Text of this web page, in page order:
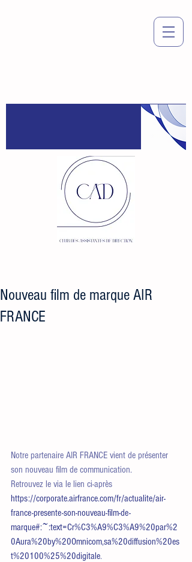
Nouveau film de marque AIR
FRANCE
Notre partenaire AIR FRANCE vient de présenter
son nouveau film de communication.
Retrouvez le via le lien ci-après
https://corporate.airfrance.com/fr/actualite/air-
france-presente-son-nouveau-film-de-
marque#:~:text=Cr%C3%A9%C3%A9%20par%2
0Aura%20by%20Omnicom,sa%20diffusion%20es
t%20100%25%20digitale.